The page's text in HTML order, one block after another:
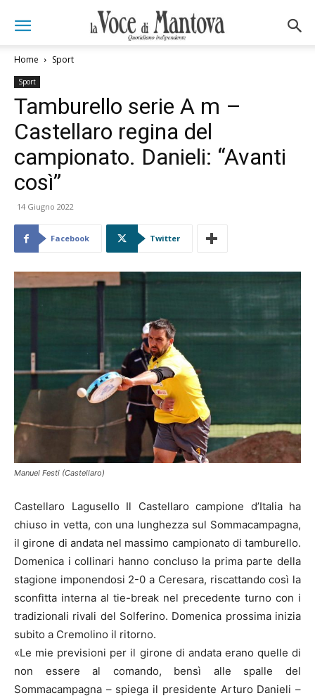
Home Sport
Sport
Tamburello serie A m –
Castellaro regina del
campionato. Danieli: “Avanti
così”
14 Giugno 2022
Facebook Twitter
Manuel Festi (Castellaro)
Castellaro Lagusello Il Castellaro campione d’Italia ha
chiuso in vetta, con una lunghezza sul Sommacampagna,
il girone di andata nel massimo campionato di tamburello.
Domenica i collinari hanno concluso la prima parte della
stagione imponendosi 2-0 a Ceresara, riscattando così la
sconfitta interna al tie-break nel precedente turno con i
tradizionali rivali del Solferino. Domenica prossima inizia
subito a Cremolino il ritorno.
«Le mie previsioni per il girone di andata erano quelle di
non essere al comando, bensì alle spalle del
Sommacampagna – spiega il presidente Arturo Danieli –